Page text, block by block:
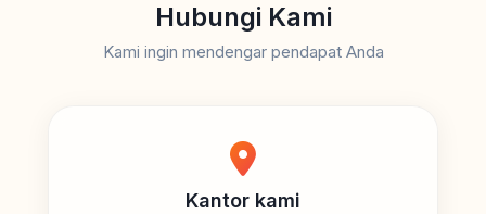
Hubungi Kami
Kami ingin mendengar pendapat Anda
Kantor kami